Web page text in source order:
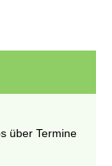
über Termine